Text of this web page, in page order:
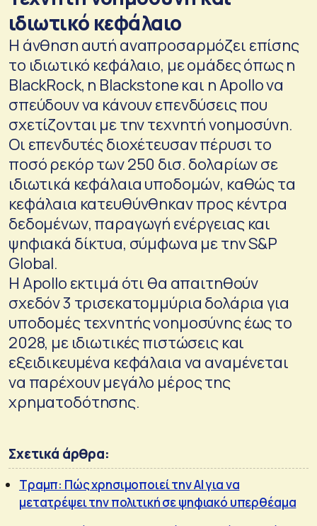
ιδιωτικό κεφάλαιο
Η άνθηση αυτή αναπροσαρμόζει επίσης
το ιδιωτικό κεφάλαιο, με ομάδες όπως η
BlackRock, η Blackstone και η Apollo να
σπεύδουν να κάνουν επενδύσεις που
σχετίζονται με την τεχνητή νοημοσύνη.
Οι επενδυτές διοχέτευσαν πέρυσι το
ποσό ρεκόρ των 250 δισ. δολαρίων σε
ιδιωτικά κεφάλαια υποδομών, καθώς τα
κεφάλαια κατευθύνθηκαν προς κέντρα
δεδομένων, παραγωγή ενέργειας και
ψηφιακά δίκτυα, σύμφωνα με την S&P
Global.
Η Apollo εκτιμά ότι θα απαιτηθούν
σχεδόν 3 τρισεκατομμύρια δολάρια για
υποδομές τεχνητής νοημοσύνης έως το
2028, με ιδιωτικές πιστώσεις και
εξειδικευμένα κεφάλαια να αναμένεται
να παρέχουν μεγάλο μέρος της
χρηματοδότησης.
Σχετικά άρθρα:
Τραμπ: Πώς χρησιμοποιεί την AI για να
μετατρέψει την πολιτική σε ψηφιακό υπερθέαμα